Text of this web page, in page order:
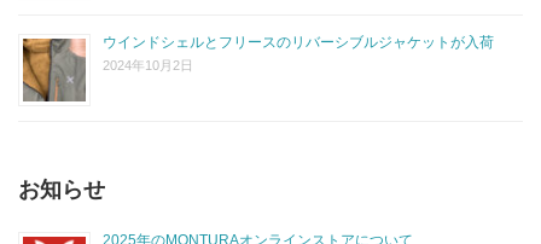
ウインドシェルとフリースのリバーシブルジャケットが入荷
2024年10月2日
お知らせ
2025年のMONTURAオンラインストアについて